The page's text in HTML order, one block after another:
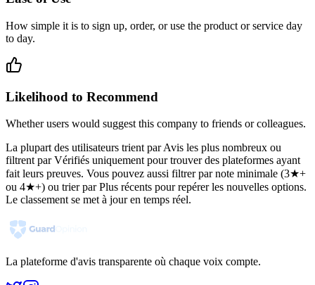
How simple it is to sign up, order, or use the product or service day
to day.
Likelihood to Recommend
Whether users would suggest this company to friends or colleagues.
La plupart des utilisateurs trient par Avis les plus nombreux ou
filtrent par Vérifiés uniquement pour trouver des plateformes ayant
fait leurs preuves. Vous pouvez aussi filtrer par note minimale (3★+
ou 4★+) ou trier par Plus récents pour repérer les nouvelles options.
Le classement se met à jour en temps réel.
La plateforme d'avis transparente où chaque voix compte.